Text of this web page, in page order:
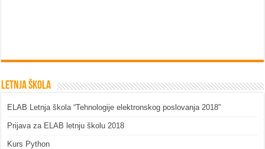
Letnja škola
ELAB Letnja škola “Tehnologije elektronskog poslovanja 2018″
Prijava za ELAB letnju školu 2018
Kurs Python